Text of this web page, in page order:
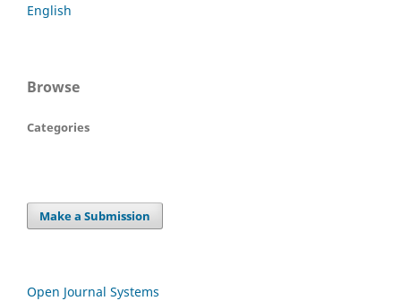
English
Browse
Categories
Make a Submission
Open Journal Systems